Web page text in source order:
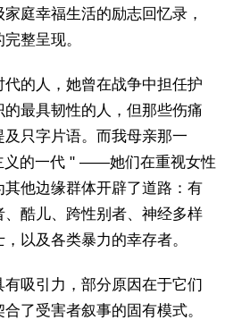
庭幸福生活的励志回忆录，
整呈现。
的人，她曾在战争中担任护
最具韧性的人，但那些伤痛
只字片语。而我母亲那一
义的一代 " ——她们在重视女性
他边缘群体开辟了道路：有
酷儿、跨性别者、神经多样
以及各类暴力的幸存者。
吸引力，部分原因在于它们
了受害者叙事的固有模式。